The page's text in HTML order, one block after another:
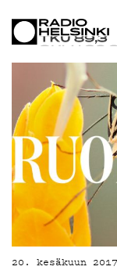
ON-
20. kesäkuun 2017